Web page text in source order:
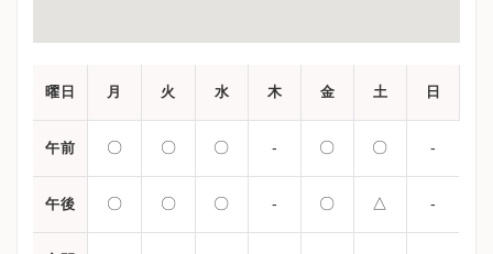
曜日 月 火 水 木 金 土 日
午前 〇 〇 〇 - 〇 〇 -
午後 〇 〇 〇 - 〇 △ -